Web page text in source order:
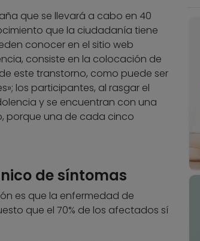
que se llevará a cabo en 40
que la ciudadanía tiene
conocer en el sitio web
consiste en la colocación de
este transtorno, como puede ser
los participantes, al rasgar el
y se encuentran con una
porque una de cada cinco
de síntomas
es que la enfermedad de
que el 70% de los afectados sí